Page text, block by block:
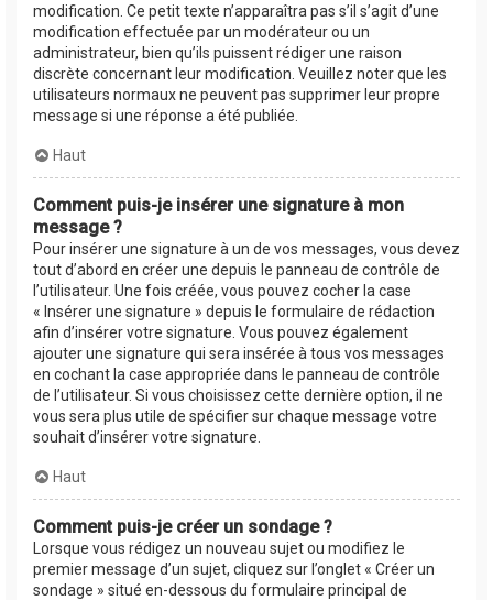
modification. Ce petit texte n’apparaîtra pas s’il s’agit d’une
modification effectuée par un modérateur ou un
administrateur, bien qu’ils puissent rédiger une raison
discrète concernant leur modification. Veuillez noter que les
utilisateurs normaux ne peuvent pas supprimer leur propre
message si une réponse a été publiée.
Haut
Comment puis-je insérer une signature à mon
message ?
Pour insérer une signature à un de vos messages, vous devez
tout d’abord en créer une depuis le panneau de contrôle de
l’utilisateur. Une fois créée, vous pouvez cocher la case
« Insérer une signature » depuis le formulaire de rédaction
afin d’insérer votre signature. Vous pouvez également
ajouter une signature qui sera insérée à tous vos messages
en cochant la case appropriée dans le panneau de contrôle
de l’utilisateur. Si vous choisissez cette dernière option, il ne
vous sera plus utile de spécifier sur chaque message votre
souhait d’insérer votre signature.
Haut
Comment puis-je créer un sondage ?
Lorsque vous rédigez un nouveau sujet ou modifiez le
premier message d’un sujet, cliquez sur l’onglet « Créer un
sondage » situé en-dessous du formulaire principal de